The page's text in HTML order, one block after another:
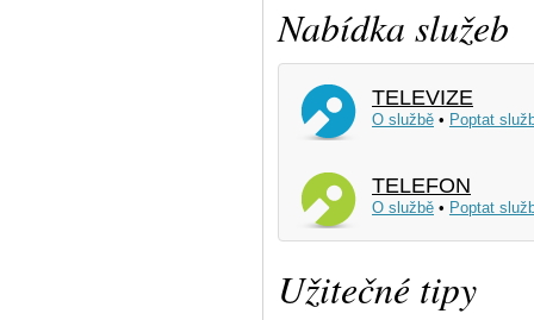
Nabídka služeb
TELEVIZE
O službě • Poptat
TELEFON
O službě • Poptat
Užitečné tipy